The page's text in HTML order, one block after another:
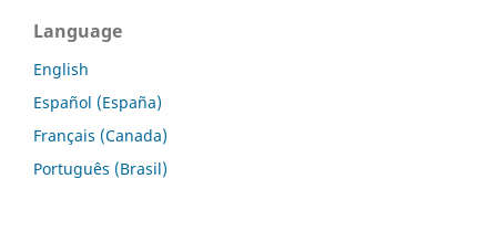
Language
English
Español (España)
Français (Canada)
Português (Brasil)